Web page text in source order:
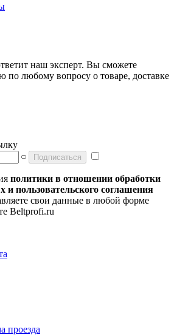
наш эксперт. Вы сможете
по любому вопросу о товаре, доставке
Подписаться
политики в отношении обработки
и пользовательского соглашения
свои данные в любой форме
Beltprofi.ru
проезда